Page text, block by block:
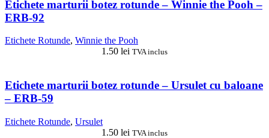
Etichete marturii botez rotunde – Winnie the Pooh –
ERB-92
Etichete Rotunde, Winnie the Pooh
1.50 lei TVA inclus
Etichete marturii botez rotunde – Ursulet cu baloane
– ERB-59
Etichete Rotunde, Ursulet
1.50 lei TVA inclus